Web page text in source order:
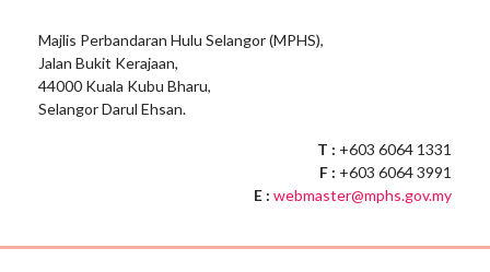
Majlis Perbandaran Hulu Selangor (MPHS),
Jalan Bukit Kerajaan,
44000 Kuala Kubu Bharu,
Selangor Darul Ehsan.
T : +603 6064 1331
F : +603 6064 3991
E : webmaster@mphs.gov.my